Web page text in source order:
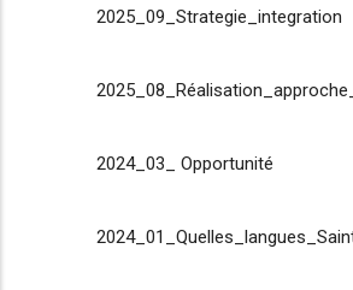
2025_09_Strategie_integration
2024_03_ Opportunité